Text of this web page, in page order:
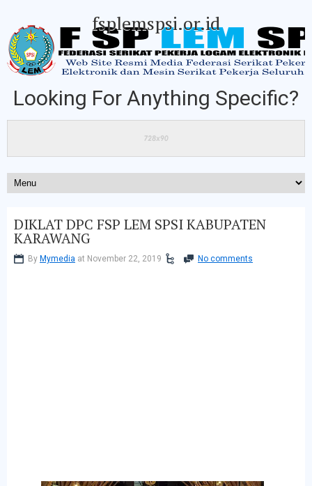
fsplemspsi.or.id
Looking For Anything Specific?
DIKLAT DPC FSP LEM SPSI KABUPATEN
KARAWANG
By Mymedia at November 22, 2019 No comments